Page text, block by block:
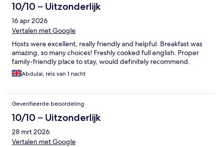
10/10 – Uitzonderlijk
16 apr 2026
Vertalen met Google
Hosts were excellent, really friendly and helpful. Breakfast was
amazing, so many choices! Freshly cooked full english. Proper
family-friendly place to stay, would definitely recommend.
Abdulai, reis van 1 nacht
Geverifieerde beoordeling
10/10 – Uitzonderlijk
28 mrt 2026
Vertalen met Google